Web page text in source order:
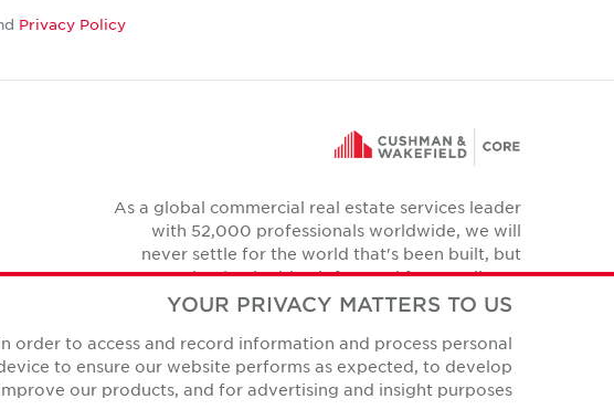
Privacy Policy
As a global commercial real estate services leader
with 52,000 professionals worldwide, we will
never settle for the world that's been built, but
relentlessly drive it forward for our clients,
colleagues and communities.
LinkedIn
Facebook
Twitter
Instagram
YouTube
YOUR PRIVACY MATTERS TO US
order to access and record information and process personal
to ensure our website performs as expected, to develop
our products, and for advertising and insight purposes.